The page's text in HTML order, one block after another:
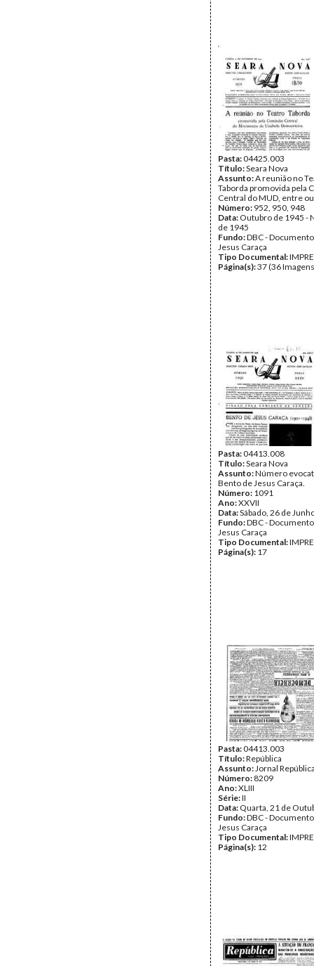
Pasta:04425.003
Título:Seara Nova
Assunto:A reunião no
Taborda promovida pela
Central do MUD, entre
Número: 952, 950, 948
Data: Outubro de 1945 -
de 1945
Fundo:DBC -
Jesus Caraça
Tipo Documental:
Página(s):37 (36
Pasta:04413.008
Título:Seara Nova
Assunto:Número
Bento de Jesus Caraça.
Número: 1091
Ano:XXVII
Data:Sábado, 26 de
Fundo:DBC -
Jesus Caraça
Tipo Documental:
Página(s): 17
Pasta:04413.003
Título:República
Assunto:Jornal
Número: 8209
Ano:XLIII
Série:II
Data: Quarta, 21 de
Fundo:DBC -
Jesus Caraça
Tipo Documental:
Página(s): 12